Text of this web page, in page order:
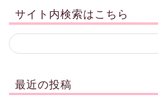
サイト内検索はこちら
最近の投稿